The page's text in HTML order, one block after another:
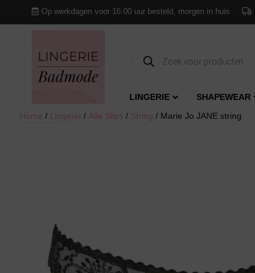
Op werkdagen voor 16:00 uur besteld, morgen in huis
Producten
zoeken
LINGERIE SHAPEWEAR
Home / Lingerie / Alle Slips / String / Marie Jo JANE string